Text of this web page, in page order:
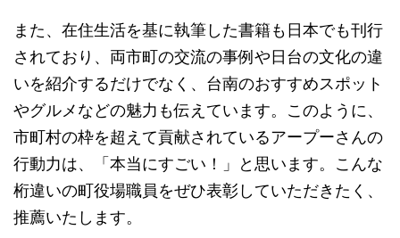
また、在住生活を基に執筆した書籍も日本でも刊行
されており、両市町の交流の事例や日台の文化の違
いを紹介するだけでなく、台南のおすすめスポット
やグルメなどの魅力も伝えています。このように、
市町村の枠を超えて貢献されているアープーさんの
行動力は、「本当にすごい！」と思います。こんな
桁違いの町役場職員をぜひ表彰していただきたく、
推薦いたします。